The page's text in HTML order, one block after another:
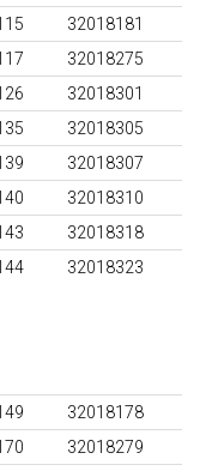
32018181
32018275
32018301
32018305
32018307
32018310
32018318
32018323
32018178
32018279